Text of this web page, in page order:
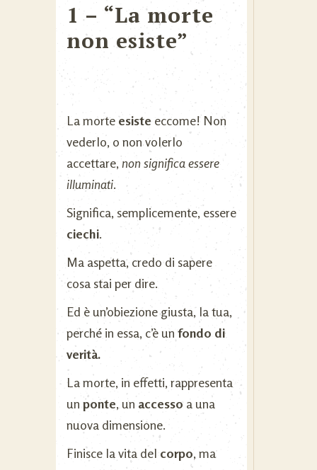
1 – “La morte
non esiste”
La morte esisteeccome! Non
vederlo, o non volerlo
accettare, non significa essere
illuminati.
Significa, semplicemente, essere
ciechi.
Ma aspetta, credo di sapere
cosa stai per dire.
Ed è un’obiezione giusta, la tua,
perché in essa, c’è un fondo di
verità.
La morte, in effetti, rappresenta
un ponte, un accesso a una
nuova dimensione.
Finisce la vita del corpo, ma